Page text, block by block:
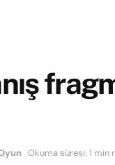
Okuma süresi: 1 min